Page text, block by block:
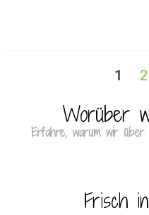
1 2
Worüber
Erfahre, warum wir
Frisch